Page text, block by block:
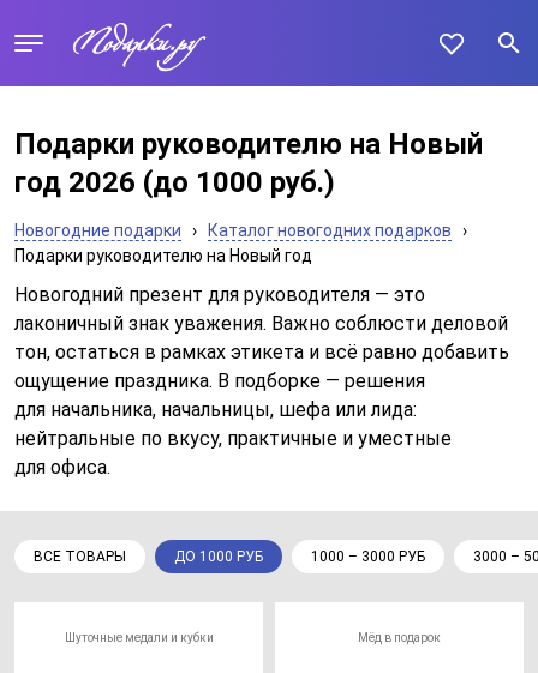
Подарки руководителю на Новый
год 2026 (до 1000 руб.)
Новогодние подарки › Каталог новогодних подарков
›
Подарки руководителю на Новый год
Новогодний презент для руководителя — это
лаконичный знак уважения. Важно соблюсти деловой
тон, остаться в рамках этикета и всё равно добавить
ощущение праздника. В подборке — решения
для начальника, начальницы, шефа или лида:
нейтральные по вкусу, практичные и уместные
для офиса.
ВСЕ ТОВАРЫ ДО 1000 РУБ 1000 – 3000 РУБ 3000 –
Шуточные медали и кубки Мёд в подарок